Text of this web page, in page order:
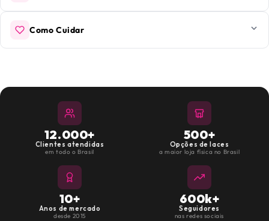
Como Cuidar
12.000+
Clientes atendidas
em todo o Brasil
500+
Opções de laces
a maior loja física no Brasil
10+
Anos de mercado
desde 2015
600k+
Seguidores
nas redes sociais